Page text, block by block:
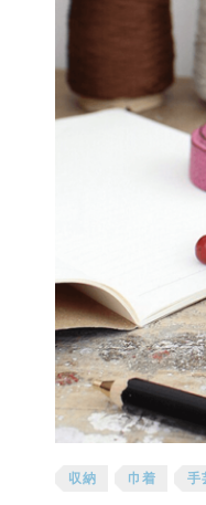
収納 巾着 手